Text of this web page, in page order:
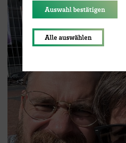
Auswahl bestätigen
Alle auswählen